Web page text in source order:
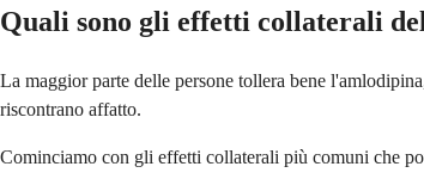
Quali sono gli effetti collaterali
La maggior parte delle persone tollera bene
riscontrano affatto.
Cominciamo con gli effetti collaterali più comuni che